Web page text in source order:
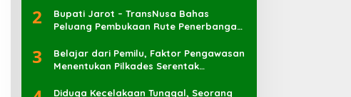
2
Bupati Jarot – TransNusa Bahas
Peluang Pembukaan Rute Penerbangan
Kaharuddin
3
Belajar dari Pemilu, Faktor Pengawasan
Menentukan Pilkades Serentak
Diduga Kecelakaan Tunggal, Seorang